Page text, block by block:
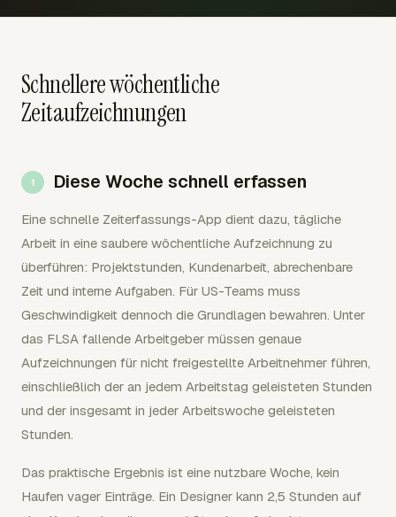
Schnellere wöchentliche
Zeitaufzeichnungen
Diese Woche schnell erfassen
Eine schnelle Zeiterfassungs-App dient dazu, tägliche
Arbeit in eine saubere wöchentliche Aufzeichnung zu
überführen: Projektstunden, Kundenarbeit, abrechenbare
Zeit und interne Aufgaben. Für US-Teams muss
Geschwindigkeit dennoch die Grundlagen bewahren. Unter
das FLSA fallende Arbeitgeber müssen genaue
Aufzeichnungen für nicht freigestellte Arbeitnehmer führen,
einschließlich der an jedem Arbeitstag geleisteten Stunden
und der insgesamt in jeder Arbeitswoche geleisteten
Stunden.
Das praktische Ergebnis ist eine nutzbare Woche, kein
Haufen vager Einträge. Ein Designer kann 2,5 Stunden auf